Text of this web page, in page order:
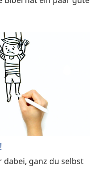
ganz du selbst